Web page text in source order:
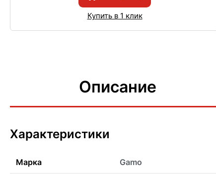
Купить в 1 клик
Описание
Характеристики
Марка Gamo